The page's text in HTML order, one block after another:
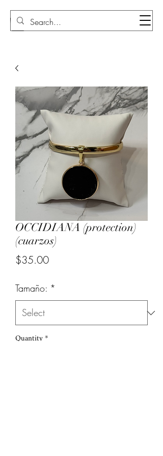
OCCIDIANA (protection)
(cuarzos)
$35.00Price
Tamaño: *
Quantity*